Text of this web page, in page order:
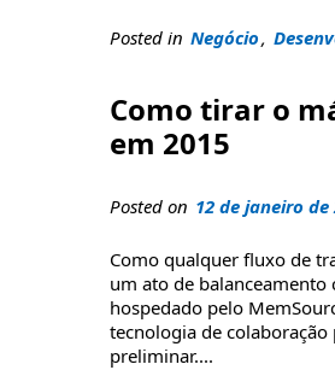
Posted in Negócio,
Como tirar o
em 2015
Posted on 12 de janeiro de
Como qualquer fluxo de
um ato de
hospedado pelo
tecnologia de colaboração
preliminar....